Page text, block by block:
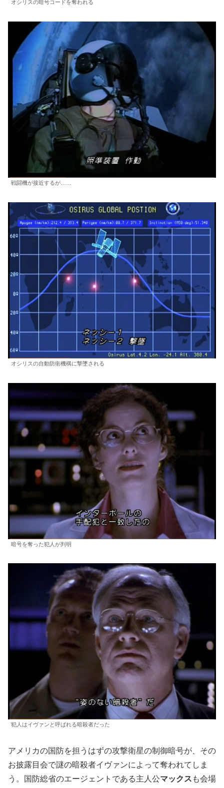
オシリスの暗号コードを奪われる
戦闘機が接近するが……
オシリスの自動防衛機構に撃墜される
暗号を奪った犯人が判明
犯人はイヴァンと呼ばれる暗殺者だった
アメリカの国防を担うはずの攻撃衛星の制御暗号が、その
お披露目会で謎の暗殺者イヴァンによって奪われてしま
う。国防総省のエージェントである主人公マックス も会場